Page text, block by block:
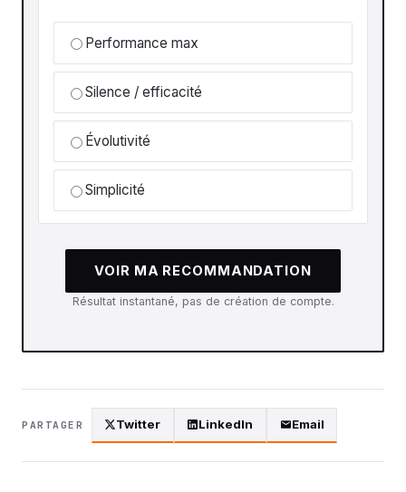
Performance max
Silence / efficacité
Évolutivité
Simplicité
VOIR MA RECOMMANDATION
Résultat instantané, pas de création de compte.
PARTAGER Twitter LinkedIn Email